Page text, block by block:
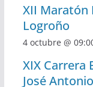
XII Maratón
Logroño
4 octubre @
XIX Carrera
José